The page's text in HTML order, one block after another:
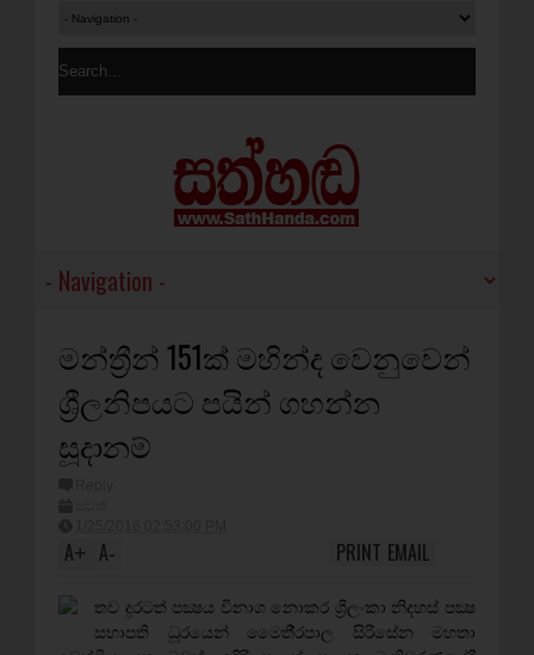
මන්ත්‍රීන් 151ක් මහින්ද වෙනුවෙන්
ශ්‍රීලනිපයට පයින් ගහන්න
සූදානම්
A+ A- EMAIL
PRINT
තව දුරටත් පක්‍ෂය විනාශ නොකර ශ්‍රීලංකා නිදහස් පක්‍ෂ
සභාපති ධූරයෙන් මෛතී‍්‍රපාල සිරිසේන මහතා